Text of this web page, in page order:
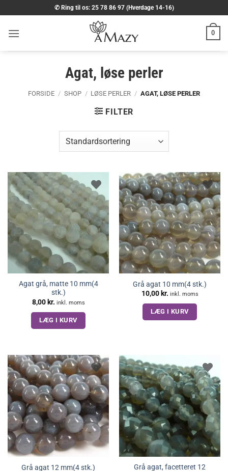
til
indhold
✆ Ring til os: 25 78 86 97 (Hverdage 14-16)
0
Agat, løse perler
FORSIDE / SHOP / LØSE PERLER / AGAT, LØSE PERLER
FILTER
Agat grå, matte 10 mm(4
stk.)
8,00kr. inkl. moms
LÆG I KURV
Grå agat 10 mm(4 stk.)
10,00 kr. inkl. moms
LÆG I KURV
Grå agat 12 mm(4 stk.)
Grå agat, facetteret 12